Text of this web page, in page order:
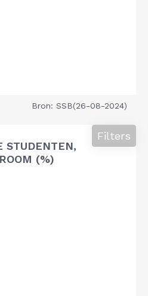
Bron: SSB(26-08-2024)
STUDENTEN,
(%)
Filters